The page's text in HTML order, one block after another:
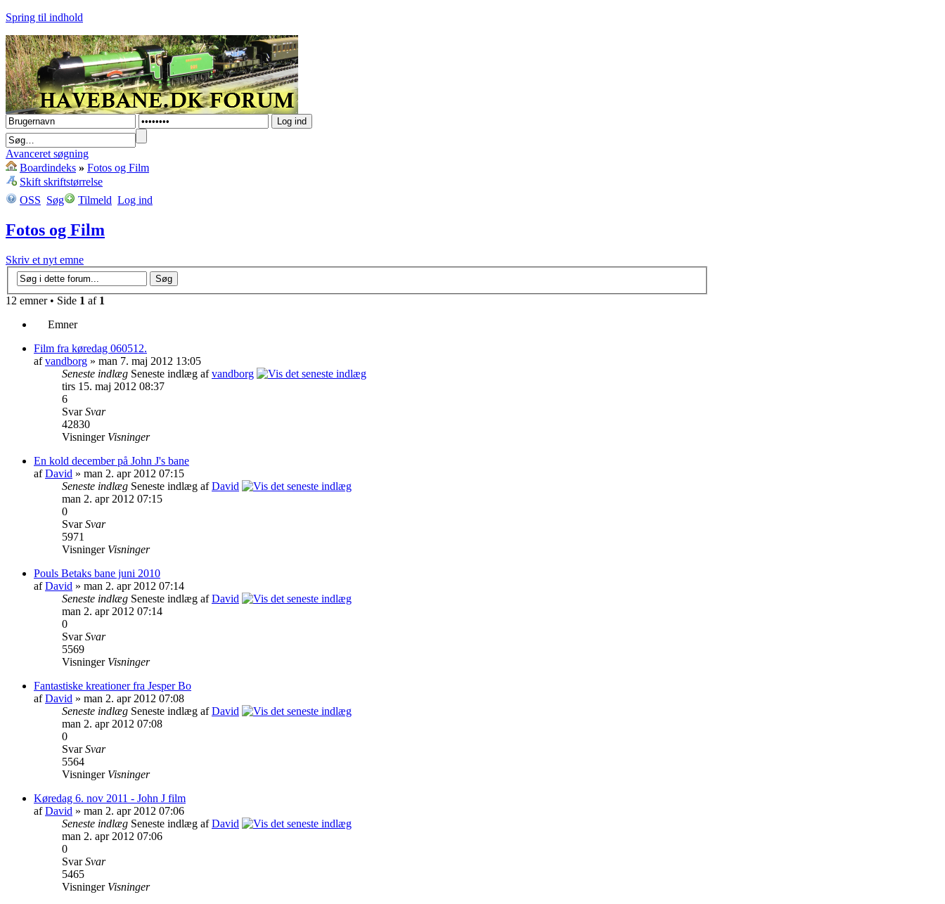
Spring til indhold
Avanceret søgning
Boardindeks » Fotos og Film
Skift skriftstørrelse
OSS Søg Tilmeld Log ind
Fotos og Film
Skriv et nyt emne
12 emner • Side 1 af 1
Emner
Film fra køredag 060512.
afvandborg » man 7. maj 2012 13:05
Seneste indlæg Seneste indlæg afvandborg
tirs 15. maj 2012 08:37
6
Svar Svar
42830
Visninger Visninger
En kold december på John J's bane
afDavid » man 2. apr 2012 07:15
Seneste indlæg Seneste indlæg afDavid
man 2. apr 2012 07:15
0
Svar Svar
5971
Visninger Visninger
Pouls Betaks bane juni 2010
afDavid » man 2. apr 2012 07:14
Seneste indlæg Seneste indlæg afDavid
man 2. apr 2012 07:14
0
Svar Svar
5569
Visninger Visninger
Fantastiske kreationer fra Jesper Bo
afDavid » man 2. apr 2012 07:08
Seneste indlæg Seneste indlæg afDavid
man 2. apr 2012 07:08
0
Svar Svar
5564
Visninger Visninger
Køredag 6. nov 2011 - John J film
afDavid » man 2. apr 2012 07:06
Seneste indlæg Seneste indlæg afDavid
man 2. apr 2012 07:06
0
Svar Svar
5465
Visninger Visninger